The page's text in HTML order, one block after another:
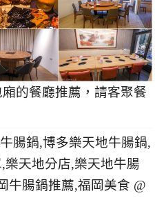
廂的餐廳推薦，請客聚餐